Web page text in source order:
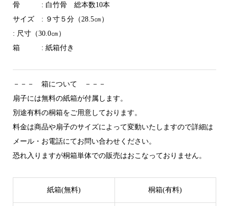
骨 : 白竹骨 総本数10本
サイズ : ９寸５分（28.5㎝）
: 尺寸（30.0㎝）
箱 : 紙箱付き
－－－ 箱について －－－
扇子には無料の紙箱が付属します。
別途有料の桐箱をご用意しております。
料金は商品や扇子のサイズによって変動いたしますので詳細は
メール・お電話にてお問い合わせください。
恐れ入りますが桐箱単体での販売はおこなっておりません。
紙箱(無料) 桐箱(有料)